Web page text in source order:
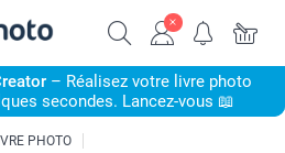
– Réalisez votre livre photo
secondes. Lancez-vous 📖
PHOTO